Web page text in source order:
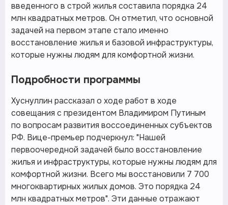
введенного в строй жилья составила порядка 24
млн квадратных метров. Он отметил, что основной
задачей на первом этапе стало именно
восстановление жилья и базовой инфраструктуры,
которые нужны людям для комфортной жизни.
Подробности программы
Хуснуллин рассказал о ходе работ в ходе
совещания с президентом Владимиром Путиным
по вопросам развития воссоединенных субъектов
РФ. Вице-премьер подчеркнул: "Нашей
первоочередной задачей было восстановление
жилья и инфраструктуры, которые нужны людям для
комфортной жизни. Всего мы восстановили 7 700
многоквартирных жилых домов. Это порядка 24
млн квадратных метров". Эти данные отражают